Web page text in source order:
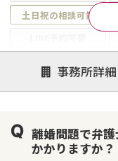
土日祝の相談可能
注力案件
離婚前相談
不貞・不倫慰謝料請求
財産分与
事務所詳細
離婚問題で弁
かかりますか？